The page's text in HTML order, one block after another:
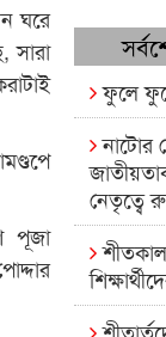
ঘরে
সারা
পূজা
ফুলে
নাটোর
নেতৃত্বে